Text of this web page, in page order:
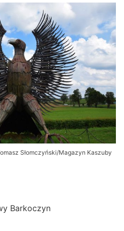
Słomczyński/Magazyn Kaszuby
Barkoczyn